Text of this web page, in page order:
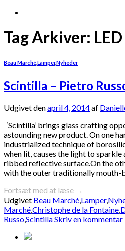
Tag Arkiver: LED
Beau MarchéLamper,Nyheder
Scintilla – Pietro
Udgivet denapril 4, 2014af
‘Scintilla’ brings glass crafting
astounding new product. On one
industrialized technique of
when lit, causes the light to
ribbed reflective surface.On the
with the outer traditionally mouth-
Fortsæt med at læse →
Udgivet Beau Marché,Lamper,
Marché,Christophe de la Fontaine,
Russo,ScintillaSkriv en kommentar